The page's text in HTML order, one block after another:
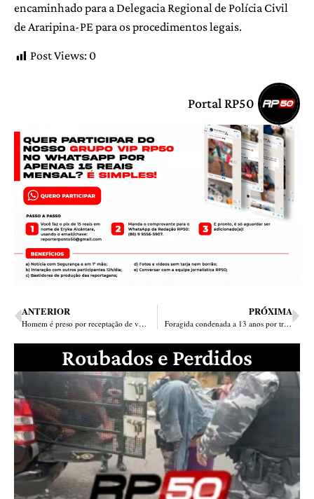
encaminhado para a Delegacia Regional de Polícia Civil
de Araripina-PE para os procedimentos legais.
Post Views: 0
Portal RP50
ANTERIOR
Homem é preso por receptação de veículo na BR 343 em Teresina
PRÓXIMA
Foragida condenada a 13 anos por tráfico de drogas é presa em Teresina
Roubados e Perdidos